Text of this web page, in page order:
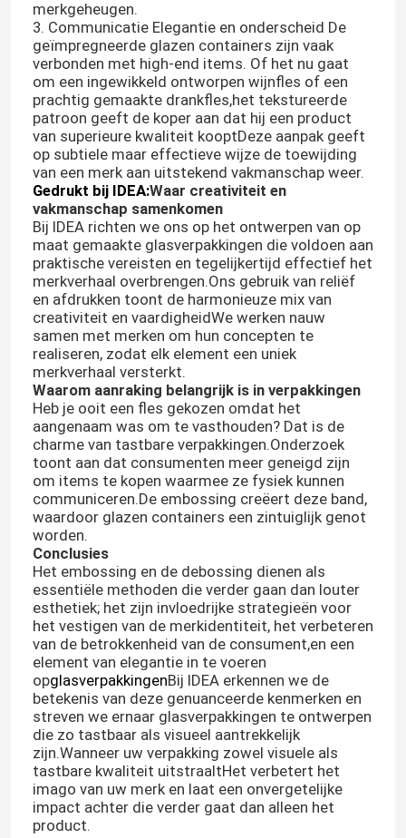
Thuis
merkgeheugen.
3. Communicatie Elegantie en onderscheid De
geïmpregneerde glazen containers zijn vaak
verbonden met high-end items. Of het nu gaat
om een ingewikkeld ontworpen wijnfles of een
prachtig gemaakte drankfles,het tekstureerde
patroon geeft de koper aan dat hij een product
van superieure kwaliteit kooptDeze aanpak geeft
op subtiele maar effectieve wijze de toewijding
van een merk aan uitstekend vakmanschap weer.
Gedrukt bij IDEA:Waar creativiteit en
vakmanschap samenkomen
Bij IDEA richten we ons op het ontwerpen van op
maat gemaakte glasverpakkingen die voldoen aan
praktische vereisten en tegelijkertijd effectief het
merkverhaal overbrengen.Ons gebruik van reliëf
en afdrukken toont de harmonieuze mix van
creativiteit en vaardigheidWe werken nauw
samen met merken om hun concepten te
realiseren, zodat elk element een uniek
merkverhaal versterkt.
Waarom aanraking belangrijk is in verpakkingen
Heb je ooit een fles gekozen omdat het
aangenaam was om te vasthouden? Dat is de
charme van tastbare verpakkingen.Onderzoek
toont aan dat consumenten meer geneigd zijn
om items te kopen waarmee ze fysiek kunnen
communiceren.De embossing creëert deze band,
waardoor glazen containers een zintuiglijk genot
worden.
Conclusies
Het embossing en de debossing dienen als
essentiële methoden die verder gaan dan louter
esthetiek; het zijn invloedrijke strategieën voor
het vestigen van de merkidentiteit, het verbeteren
van de betrokkenheid van de consument,en een
element van elegantie in te voeren
opglasverpakkingenBij IDEA erkennen we de
betekenis van deze genuanceerde kenmerken en
streven we ernaar glasverpakkingen te ontwerpen
die zo tastbaar als visueel aantrekkelijk
zijn.Wanneer uw verpakking zowel visuele als
tastbare kwaliteit uitstraaltHet verbetert het
imago van uw merk en laat een onvergetelijke
impact achter die verder gaat dan alleen het
product.